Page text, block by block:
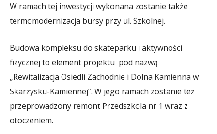
W ramach tej inwestycji wykonana zostanie także
termomodernizacja bursy przy ul. Szkolnej.
Budowa kompleksu do skateparku i aktywności
fizycznej to element projektu pod nazwą
„Rewitalizacja Osiedli Zachodnie i Dolna Kamienna w
Skarżysku-Kamiennej”. W jego ramach zostanie też
przeprowadzony remont Przedszkola nr 1 wraz z
otoczeniem.